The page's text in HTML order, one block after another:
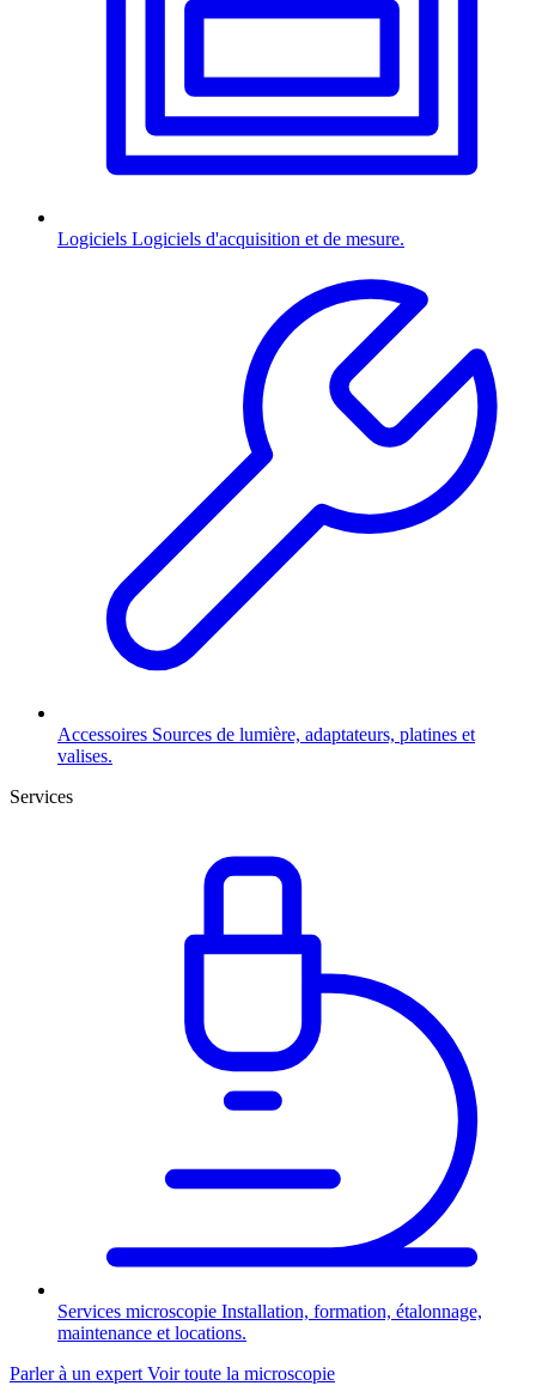
Logiciels Logiciels d'acquisition et de mesure.
Accessoires Sources de lumière, adaptateurs, platines et
valises.
Services
Services microscopie Installation, formation, étalonnage,
maintenance et locations.
Parler à un expert Voir toute la microscopie